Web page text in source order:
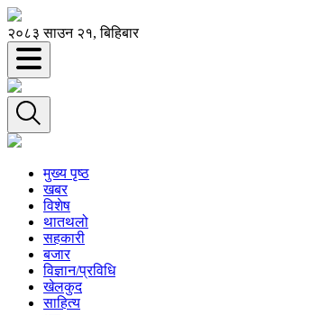
२०८३ साउन २१, बिहिबार
मुख्य पृष्ठ
खबर
विशेष
थातथलो
सहकारी
बजार
विज्ञान/प्रविधि
खेलकुद
साहित्य